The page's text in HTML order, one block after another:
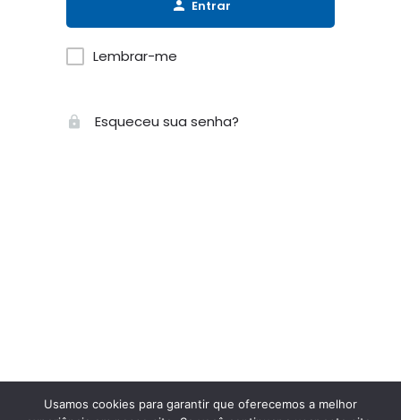
Entrar
Lembrar-me
Esqueceu sua senha?
Usamos cookies para garantir que oferecemos a melhor